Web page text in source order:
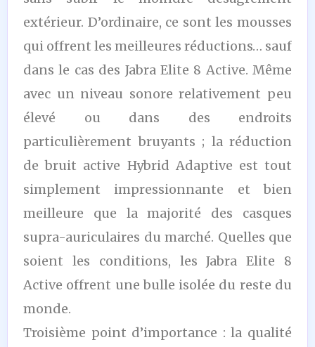
extérieur. D’ordinaire, ce sont les mousses
qui offrent les meilleures réductions… sauf
dans le cas des Jabra Elite 8 Active. Même
avec un niveau sonore relativement peu
élevé ou dans des endroits
particulièrement bruyants ; la réduction
de bruit active Hybrid Adaptive est tout
simplement impressionnante et bien
meilleure que la majorité des casques
supra-auriculaires du marché. Quelles que
soient les conditions, les Jabra Elite 8
Active offrent une bulle isolée du reste du
monde.
Troisième point d’importance : la qualité